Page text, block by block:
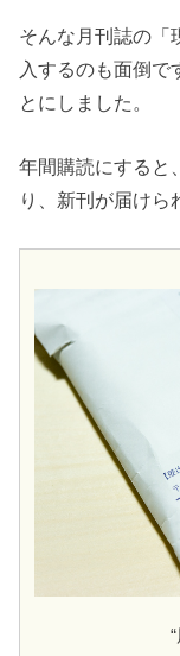
そんな月刊誌の「
入するのも面倒で
とにしました。
年間購読にすると
り、新刊が届けら